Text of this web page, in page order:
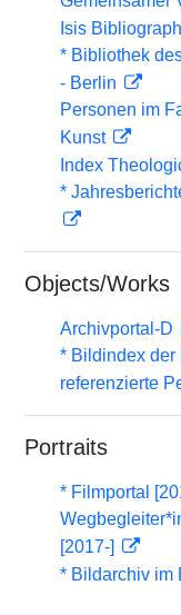
Isis
* Bibliothek
- Berlin
Personen im
Kunst
Index
*
Objects/Works
Archivportal-D
* Bildindex der
referenzierte
Portraits
* Filmportal
[2017-]
* Bildarchiv im